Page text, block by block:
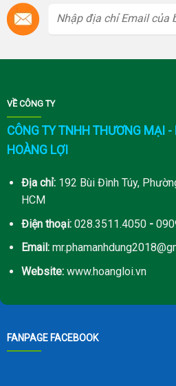
VỀ CÔNG TY
CÔNG TY TNHH THƯƠNG MẠI
HOÀNG LỢI
Địa chỉ:192 Bùi Đình Túy,
HCM
Điện thoại: 028.3511.4050-
Email:
Website: www.hoangloi.vn
FANPAGE FACEBOOK